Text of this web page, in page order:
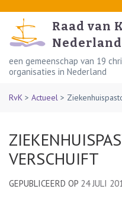
content
(Press
Enter)
Raad van
Nederland
een gemeenschap van 19
organisaties in Nederland
RvK > Actueel >
VERSCHUIFT
GEPUBLICEERD OP 24 JULI